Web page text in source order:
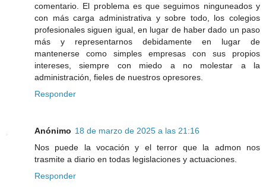
comentario. El problema es que seguimos ninguneados y
con más carga administrativa y sobre todo, los colegios
profesionales siguen igual, en lugar de haber dado un paso
más y representarnos debidamente en lugar de
mantenerse como simples empresas con sus propios
intereses, siempre con miedo a no molestar a la
administración, fieles de nuestros opresores.
Responder
Anónimo 18 de marzo de 2025 a las 21:16
Nos puede la vocación y el terror que la admon nos
trasmite a diario en todas legislaciones y actuaciones.
Responder